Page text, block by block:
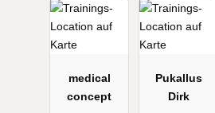
medical
concept
Pukallus
Dirk